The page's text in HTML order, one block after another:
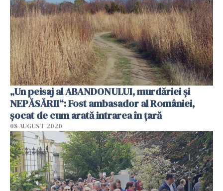
„Un peisaj al ABANDONULUI, murdăriei și
NEPĂSĂRII“: Fost ambasador al României,
șocat de cum arată intrarea în țară
08 AUGUST 2020